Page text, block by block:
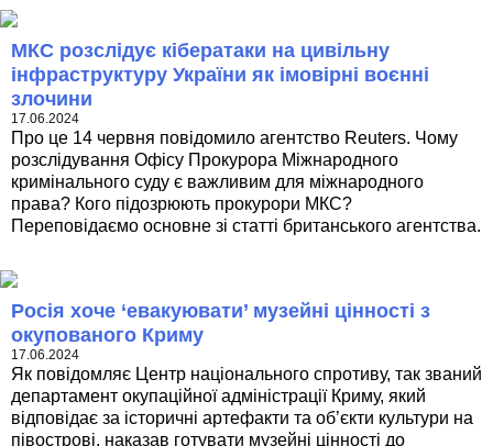
МКС розслідує кібератаки на цивільну
інфраструктуру України як імовірні воєнні
злочини
17.06.2024
Про це 14 червня повідомило агентство Reuters. Чому
розслідування Офісу Прокурора Міжнародного
кримінального суду є важливим для міжнародного
права? Кого підозрюють прокурори МКС?
Переповідаємо основне зі статті британського агентства.
Росія хоче ‘евакуювати’ музейні цінності з
окупованого Криму
17.06.2024
Як повідомляє Центр національного спротиву, так званий
департамент окупаційної адміністрації Криму, який
відповідає за історичні артефакти та об’єкти культури на
півострові, наказав готувати музейні цінності до